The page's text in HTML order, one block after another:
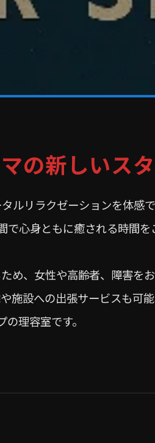
の新しいス
ルリラクゼーションを体感
心身ともに癒される時間を
め、女性や高齢者、障害を
施設への出張サービスも可
理容室です。